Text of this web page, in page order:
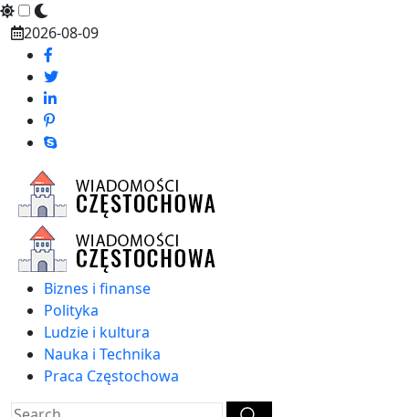
Skip
content
2026-08-09
Biznes i finanse
Polityka
Ludzie i kultura
Nauka i Technika
Praca Częstochowa